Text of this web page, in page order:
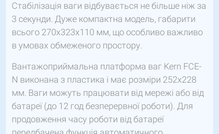
Стабілізація ваги відбувається не більше ніж за
3 секунди. Дуже компактна модель, габарити
всього 270х323х110 мм, що особливо важливо
в умовах обмеженого простору.
Вантажоприймальна платформа ваг Kern FCE-
N виконана з пластика і має розміри 252х228
мм. Ваги можуть працювати від мережі або від
батареї (до 12 год безперервної роботи). Для
продовження часу роботи від батареї